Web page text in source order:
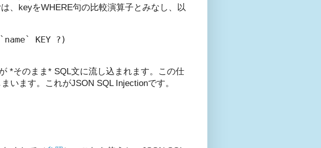
、keyをWHERE句の比較演算子とみなし、以
KEY ?)
*そのまま* SQL文に流し込まれます。この仕
います。これがJSON SQL Injectionです。